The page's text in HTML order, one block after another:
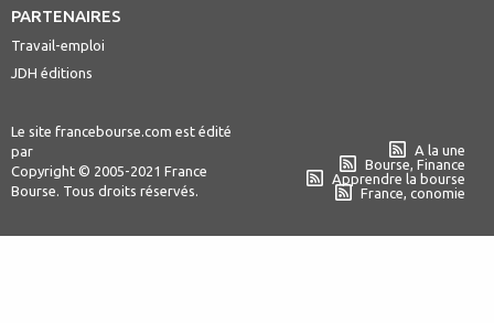
PARTENAIRES
Travail-emploi
JDH éditions
Le site francebourse.com est édité
par
Copyright © 2005-2021 France
Bourse. Tous droits réservés.
A la une
Bourse, Finance
Apprendre la bourse
France, conomie